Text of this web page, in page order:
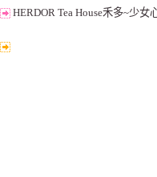
HERDOR Tea House禾多~少